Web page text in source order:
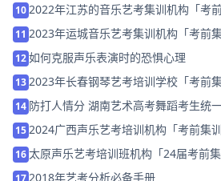
10 2022年江苏的音乐艺考集训机构「考
11 2023年运城音乐艺考集训机构「考前
12如何克服声乐表演时的恐惧心理
13 2023年长春钢琴艺考培训学校「考前
14 防打人情分 湖南艺术高考舞蹈考生统
15 2024广西声乐艺考培训机构「考前集训
16太原声乐艺考培训班机构「24届考前集
17 2018年艺考分析必备手册